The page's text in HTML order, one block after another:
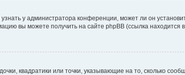
у администратора конференции, может ли он
вы можете получить на сайте phpBB (ссылка находится
квадратики или точки, указывающие на то, сколько